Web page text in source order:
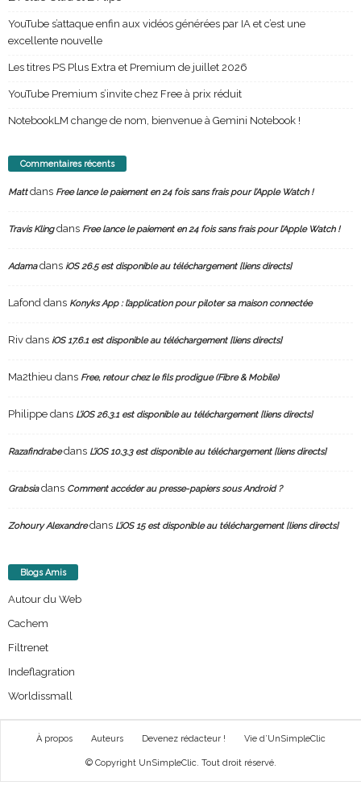
YouTube s’attaque enfin aux vidéos générées par IA et c’est une
excellente nouvelle
Les titres PS Plus Extra et Premium de juillet 2026
YouTube Premium s’invite chez Free à prix réduit
NotebookLM change de nom, bienvenue à Gemini Notebook !
Commentaires récents
Mattdans Free lance le paiement en 24 fois sans frais pour l’Apple Watch !
Travis Klingdans Free lance le paiement en 24 fois sans frais pour l’Apple Watch !
Adamadans iOS 26.5 est disponible au téléchargement [liens directs]
Lafond dans Konyks App : l’application pour piloter sa maison connectée
Riv dans iOS 17.6.1 est disponible au téléchargement [liens directs]
Ma2thieu dans Free, retour chez le fils prodigue (Fibre & Mobile)
Philippe dans L’iOS 26.3.1 est disponible au téléchargement [liens directs]
Razafindrabedans L’iOS 10.3.3 est disponible au téléchargement [liens directs]
Grabsiadans Comment accéder au presse-papiers sous Android ?
Zohoury Alexandredans L’iOS 15 est disponible au téléchargement [liens directs]
Blogs Amis
Autour du Web
Cachem
Filtrenet
Indeflagration
Worldissmall
À propos Auteurs Devenez rédacteur ! Vie d’UnSimpleClic
© Copyright UnSimpleClic. Tout droit réservé.